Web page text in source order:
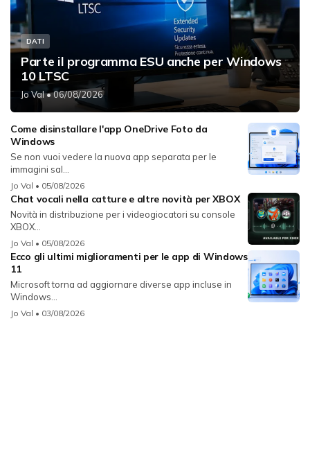
DATI
Parte il programma ESU anche per Windows
10 LTSC
Jo Val• 06/08/2026
Come disinstallare l'app OneDrive Foto da
Windows
Se non vuoi vedere la nuova app separata per le
immagini sal...
Jo Val • 05/08/2026
Chat vocali nella catture e altre novità per XBOX
Novità in distribuzione per i videogiocatori su console
XBOX...
Jo Val • 05/08/2026
Ecco gli ultimi miglioramenti per le app di Windows
11
Microsoft torna ad aggiornare diverse app incluse in
Windows...
Jo Val • 03/08/2026